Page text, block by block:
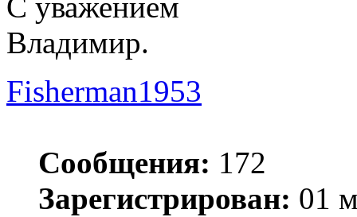
С уважением
Владимир.
Fisherman1953
Сообщения: 172
Зарегистрирован: 01